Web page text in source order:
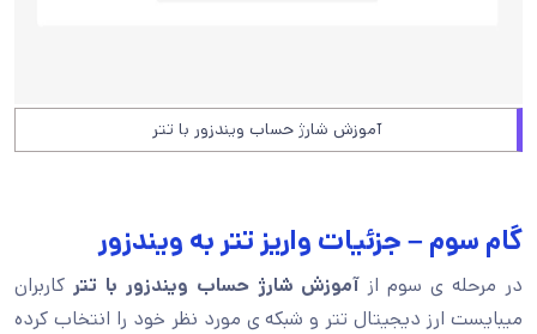
آموزش شارژ حساب ویندزور با تتر
گام سوم – جزئیات واریز تتر به ویندزور
در مرحله ی سوم از آموزش شارژ حساب ویندزور با تتر کاربران
میبایست ارز دیجیتال تتر و شبکه ی مورد نظر خود را انتخاب کرده